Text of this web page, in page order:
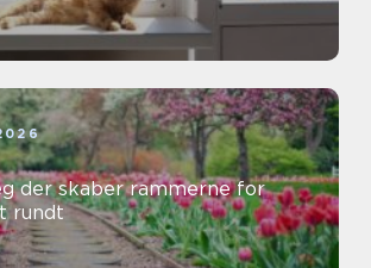
der skaber rammerne for
rundt